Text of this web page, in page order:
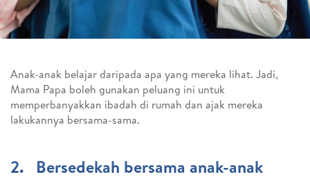
Anak-anak belajar daripada apa yang mereka lihat. Jadi,
Mama Papa boleh gunakan peluang ini untuk
memperbanyakkan ibadah di rumah dan ajak mereka
lakukannya bersama-sama.
2. Bersedekah bersama anak-anak